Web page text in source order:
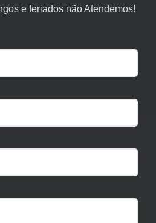
e feriados não Atendemos!